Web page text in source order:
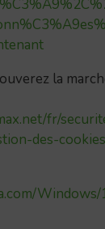
la
fr/
des-cookies